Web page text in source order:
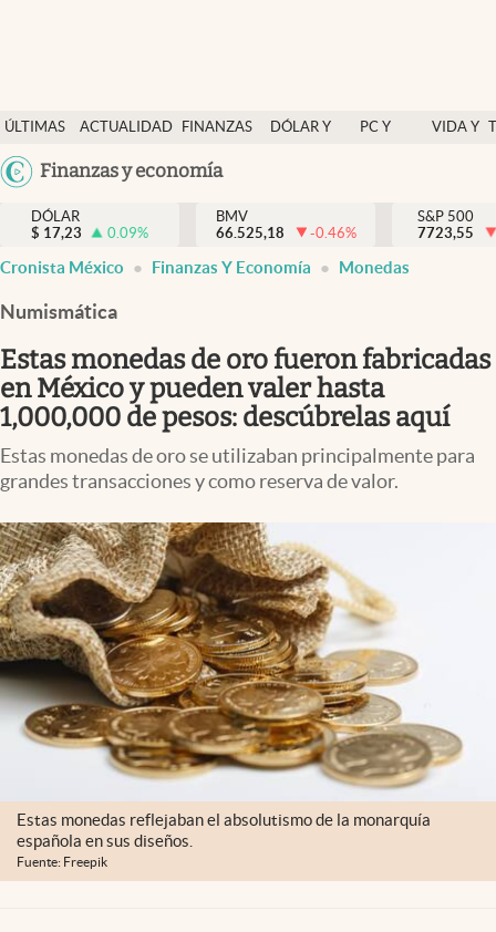
ÚLTIMAS
NOTICIAS
ACTUALIDAD
FINANZAS
DÓLAR Y
PC Y
VIDA Y
México
Finanzas y economía
Actualidad
Finanzas y economía
Dólar y mercados
Pc y celular
Vida y estilo
Tv
Espiritualidad
Mediakit
abre en nueva pestaña
México
DÓLAR
$ 17,23 0.09%
BMV
66.525,18
-0.46%
S&P 500
7723,55
Cronista México Finanzas Y Economía Monedas
Numismática
Estas monedas de oro fueron fabricadas
en México y pueden valer hasta
1,000,000 de pesos: descúbrelas aquí
Estas monedas de oro se utilizaban principalmente para
grandes transacciones y como reserva de valor.
Estas monedas reflejaban el absolutismo de la monarquía
española en sus diseños.
Fuente: Freepik